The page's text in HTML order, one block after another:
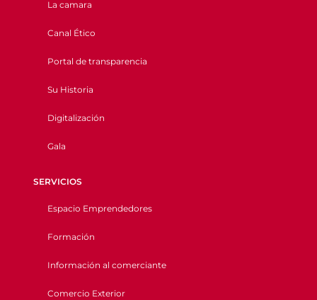
La camara
Canal Ético
Portal de transparencia
Su Historia
Digitalización
Gala
SERVICIOS
Espacio Emprendedores
Formación
Información al comerciante
Comercio Exterior